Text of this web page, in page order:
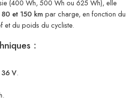
(400 Wh, 500 Wh ou 625 Wh), elle
et 150 km par charge, en fonction du
et du poids du cycliste.
:
36 V.